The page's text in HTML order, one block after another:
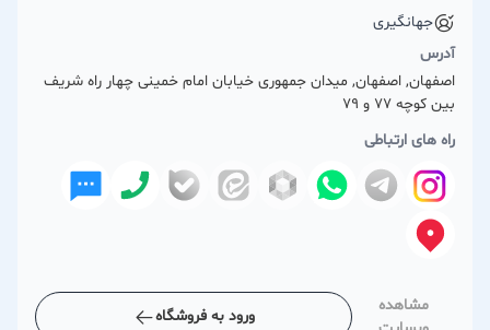
جهانگیری
آدرس
اصفهان, اصفهان, میدان جمهوری خیابان امام خمینی چهار راه شریف
بین کوچه 77 و 79
راه های ارتباطی
مشاهده
ورود به فروشگاه